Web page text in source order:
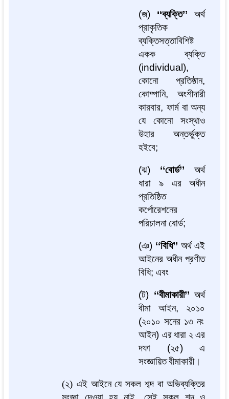
(জ) ‘‘ব্যক্তি’’অর্থ
প্রাকৃতিক
ব্যক্তিসত্তাবিশিষ্ট
একক
ব্যক্তি
(individual),
কোনো
প্রতিষ্ঠান,
কোম্পানি,অংশীদারী
কারবার, ফার্ম বা অন্য
যে
কোনো
সংস্থাও
উহার
অন্তর্ভুক্ত
হইবে;
(ঝ) ‘‘বোর্ড’’অর্থ
ধারা
৯ এর
অধীন
প্রতিষ্ঠিত
কর্পোরেশনের
পরিচালনা বোর্ড;
(ঞ) ‘‘বিধি’’অর্থ এই
আইনের অধীন প্রণীত
বিধি;এবং
(ট) ‘‘বীমাকারী’’অর্থ
বীমা
আইন, ২০১০
(২০১০ সনের ১৩ নং
আইন) এর ধারা ২ এর
দফা (২৫)এ
সংজ্ঞায়িতবীমাকারী।
(২)এই আইনে যে সকল শব্দ বা অভিব্যক্তির